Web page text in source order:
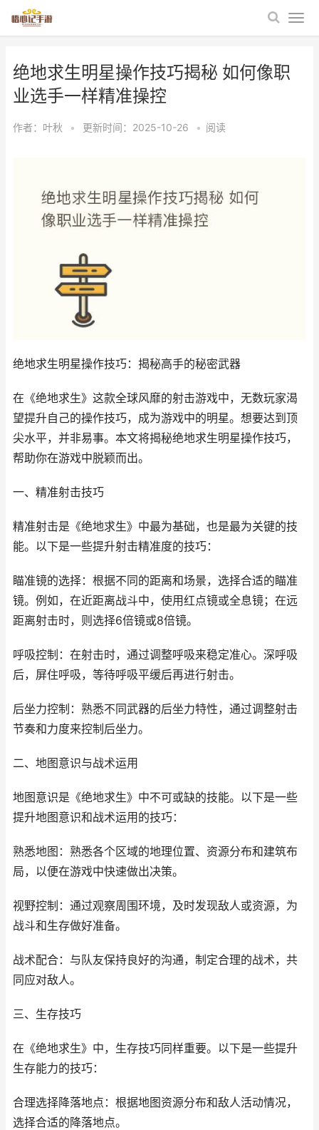
绝地求生明星操作技巧揭秘 如何像职
业选手一样精准操控
作者： 叶秋 • 更新时间：2025-10-26 • 阅读
绝地求生明星操作技巧：揭秘高手的秘密武器
在《绝地求生》这款全球风靡的射击游戏中，无数玩家渴
望提升自己的操作技巧，成为游戏中的明星。想要达到顶
尖水平，并非易事。本文将揭秘绝地求生明星操作技巧，
帮助你在游戏中脱颖而出。
一、精准射击技巧
精准射击是《绝地求生》中最为基础，也是最为关键的技
能。以下是一些提升射击精准度的技巧：
瞄准镜的选择：根据不同的距离和场景，选择合适的瞄准
镜。例如，在近距离战斗中，使用红点镜或全息镜；在远
距离射击时，则选择6倍镜或8倍镜。
呼吸控制：在射击时，通过调整呼吸来稳定准心。深呼吸
后，屏住呼吸，等待呼吸平缓后再进行射击。
后坐力控制：熟悉不同武器的后坐力特性，通过调整射击
节奏和力度来控制后坐力。
二、地图意识与战术运用
地图意识是《绝地求生》中不可或缺的技能。以下是一些
提升地图意识和战术运用的技巧：
熟悉地图：熟悉各个区域的地理位置、资源分布和建筑布
局，以便在游戏中快速做出决策。
视野控制：通过观察周围环境，及时发现敌人或资源，为
战斗和生存做好准备。
战术配合：与队友保持良好的沟通，制定合理的战术，共
同应对敌人。
三、生存技巧
在《绝地求生》中，生存技巧同样重要。以下是一些提升
生存能力的技巧：
合理选择降落地点：根据地图资源分布和敌人活动情况，
选择合适的降落地点。